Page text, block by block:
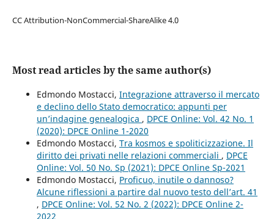
CC Attribution-NonCommercial-ShareAlike 4.0
Most read articles by the same author(s)
Edmondo Mostacci, Integrazione attraverso il mercato
e declino dello Stato democratico: appunti per
un’indagine genealogica , DPCE Online: Vol. 42 No. 1
(2020): DPCE Online 1-2020
Edmondo Mostacci, Tra kosmos e spoliticizzazione. Il
diritto dei privati nelle relazioni commerciali , DPCE
Online: Vol. 50 No. Sp (2021): DPCE Online Sp-2021
Edmondo Mostacci, Proficuo, inutile o dannoso?
Alcune riflessioni a partire dal nuovo testo dell’art. 41
, DPCE Online: Vol. 52 No. 2 (2022): DPCE Online 2-
2022